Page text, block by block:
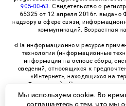
905-00-63 . Свидетельство о
65325 от 12 апреля 2016г. выдано
надзору в сфере связи,
коммуникаций. Возрастная
«На информационном ресурсе
технологии (информационные
информации на основе сбора,
сведений, относящихся к
«Интернет», находящихся на
Федерации)». Правила
технологий в виджетах рекламно-
Мы используем cookie. Во
соглашаетесь с тем, что мы